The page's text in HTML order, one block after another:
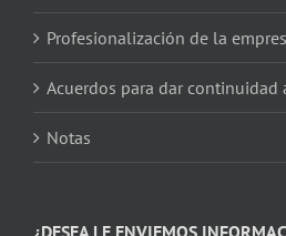
Profesionalización de la
Acuerdos para dar continuidad
Notas
¿DESEA LE ENVIEMOS